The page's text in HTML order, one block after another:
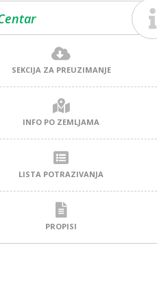
SEKCIJA ZA PREUZIMANJE
INFO PO ZEMLJAMA
LISTA POTRAZIVANJA
PROPISI